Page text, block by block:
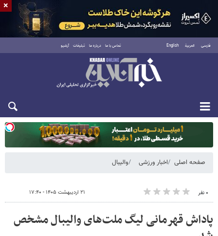
فارسی العربية English تماس با ما درباره ما تبلیغات آرشیو
یکشنبه ۱۸ مرداد ۱۴۰۵
صفحه اصلی اخبار ورزشی والیبال
۰ نفر ۲۱ اردیبهشت ۱۴۰۵ - ۱۷:۴۰
پاداش قهرمانی لیگ ملت‌های والیبال مشخص
×